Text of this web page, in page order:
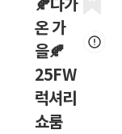
온 가
을🍂
25FW
럭셔리
쇼룸